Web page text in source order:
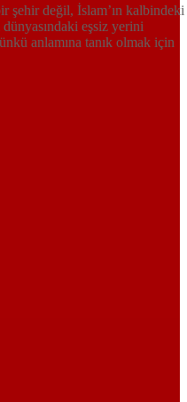
şehir değil, İslam’ın kalbindeki
eşsiz yerini
anlamına tanık olmak için